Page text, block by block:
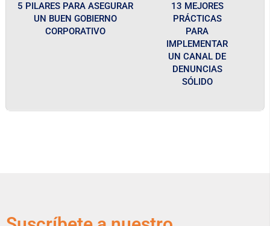
5 PILARES PARA ASEGURAR
UN BUEN GOBIERNO
CORPORATIVO
13 MEJORES
PRÁCTICAS
PARA
IMPLEMENTAR
UN CANAL DE
DENUNCIAS
SÓLIDO